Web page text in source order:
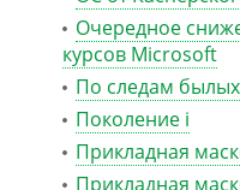
Очередное
курсов Microsoft
По следам
Поколение i
Прикладная
Прикладная